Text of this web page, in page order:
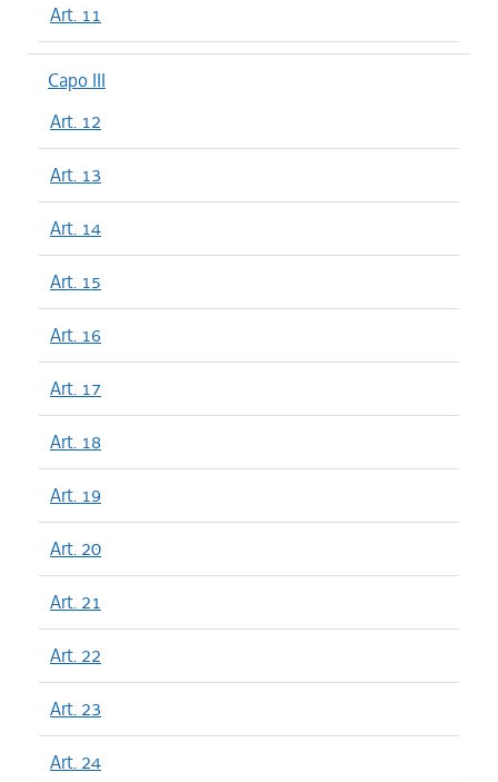
Art. 11
Capo III
Art. 12
Art. 13
Art. 14
Art. 15
Art. 16
Art. 17
Art. 18
Art. 19
Art. 20
Art. 21
Art. 22
Art. 23
Art. 24